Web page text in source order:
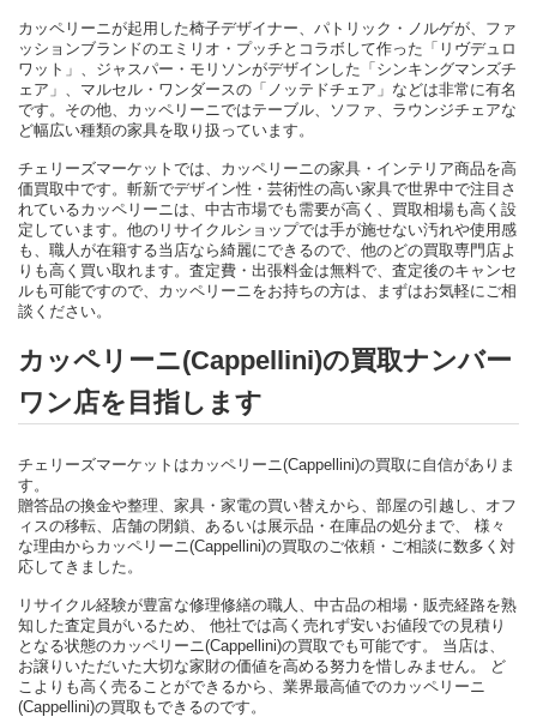
カッペリーニが起用した椅子デザイナー、パトリック・ノルゲが、ファ
ッションブランドのエミリオ・プッチとコラボして作った「リヴデュロ
ワット」、ジャスパー・モリソンがデザインした「シンキングマンズチ
ェア」、マルセル・ワンダースの「ノッテドチェア」などは非常に有名
です。その他、カッペリーニではテーブル、ソファ、ラウンジチェアな
ど幅広い種類の家具を取り扱っています。
チェリーズマーケットでは、カッペリーニの家具・インテリア商品を高
価買取中です。斬新でデザイン性・芸術性の高い家具で世界中で注目さ
れているカッペリーニは、中古市場でも需要が高く、買取相場も高く設
定しています。他のリサイクルショップでは手が施せない汚れや使用感
も、職人が在籍する当店なら綺麗にできるので、他のどの買取専門店よ
りも高く買い取れます。査定費・出張料金は無料で、査定後のキャンセ
ルも可能ですので、カッペリーニをお持ちの方は、まずはお気軽にご相
談ください。
カッペリーニ(Cappellini)の買取ナンバー
ワン店を目指します
チェリーズマーケットはカッペリーニ(Cappellini)の買取に自信がありま
す。
贈答品の換金や整理、家具・家電の買い替えから、部屋の引越し、オフ
ィスの移転、店舗の閉鎖、あるいは展示品・在庫品の処分まで、 様々
な理由からカッペリーニ(Cappellini)の買取のご依頼・ご相談に数多く対
応してきました。
リサイクル経験が豊富な修理修繕の職人、中古品の相場・販売経路を熟
知した査定員がいるため、 他社では高く売れず安いお値段での見積り
となる状態のカッペリーニ(Cappellini)の買取でも可能です。 当店は、
お譲りいただいた大切な家財の価値を高める努力を惜しみません。 ど
こよりも高く売ることができるから、業界最高値でのカッペリーニ
(Cappellini)の買取もできるのです。